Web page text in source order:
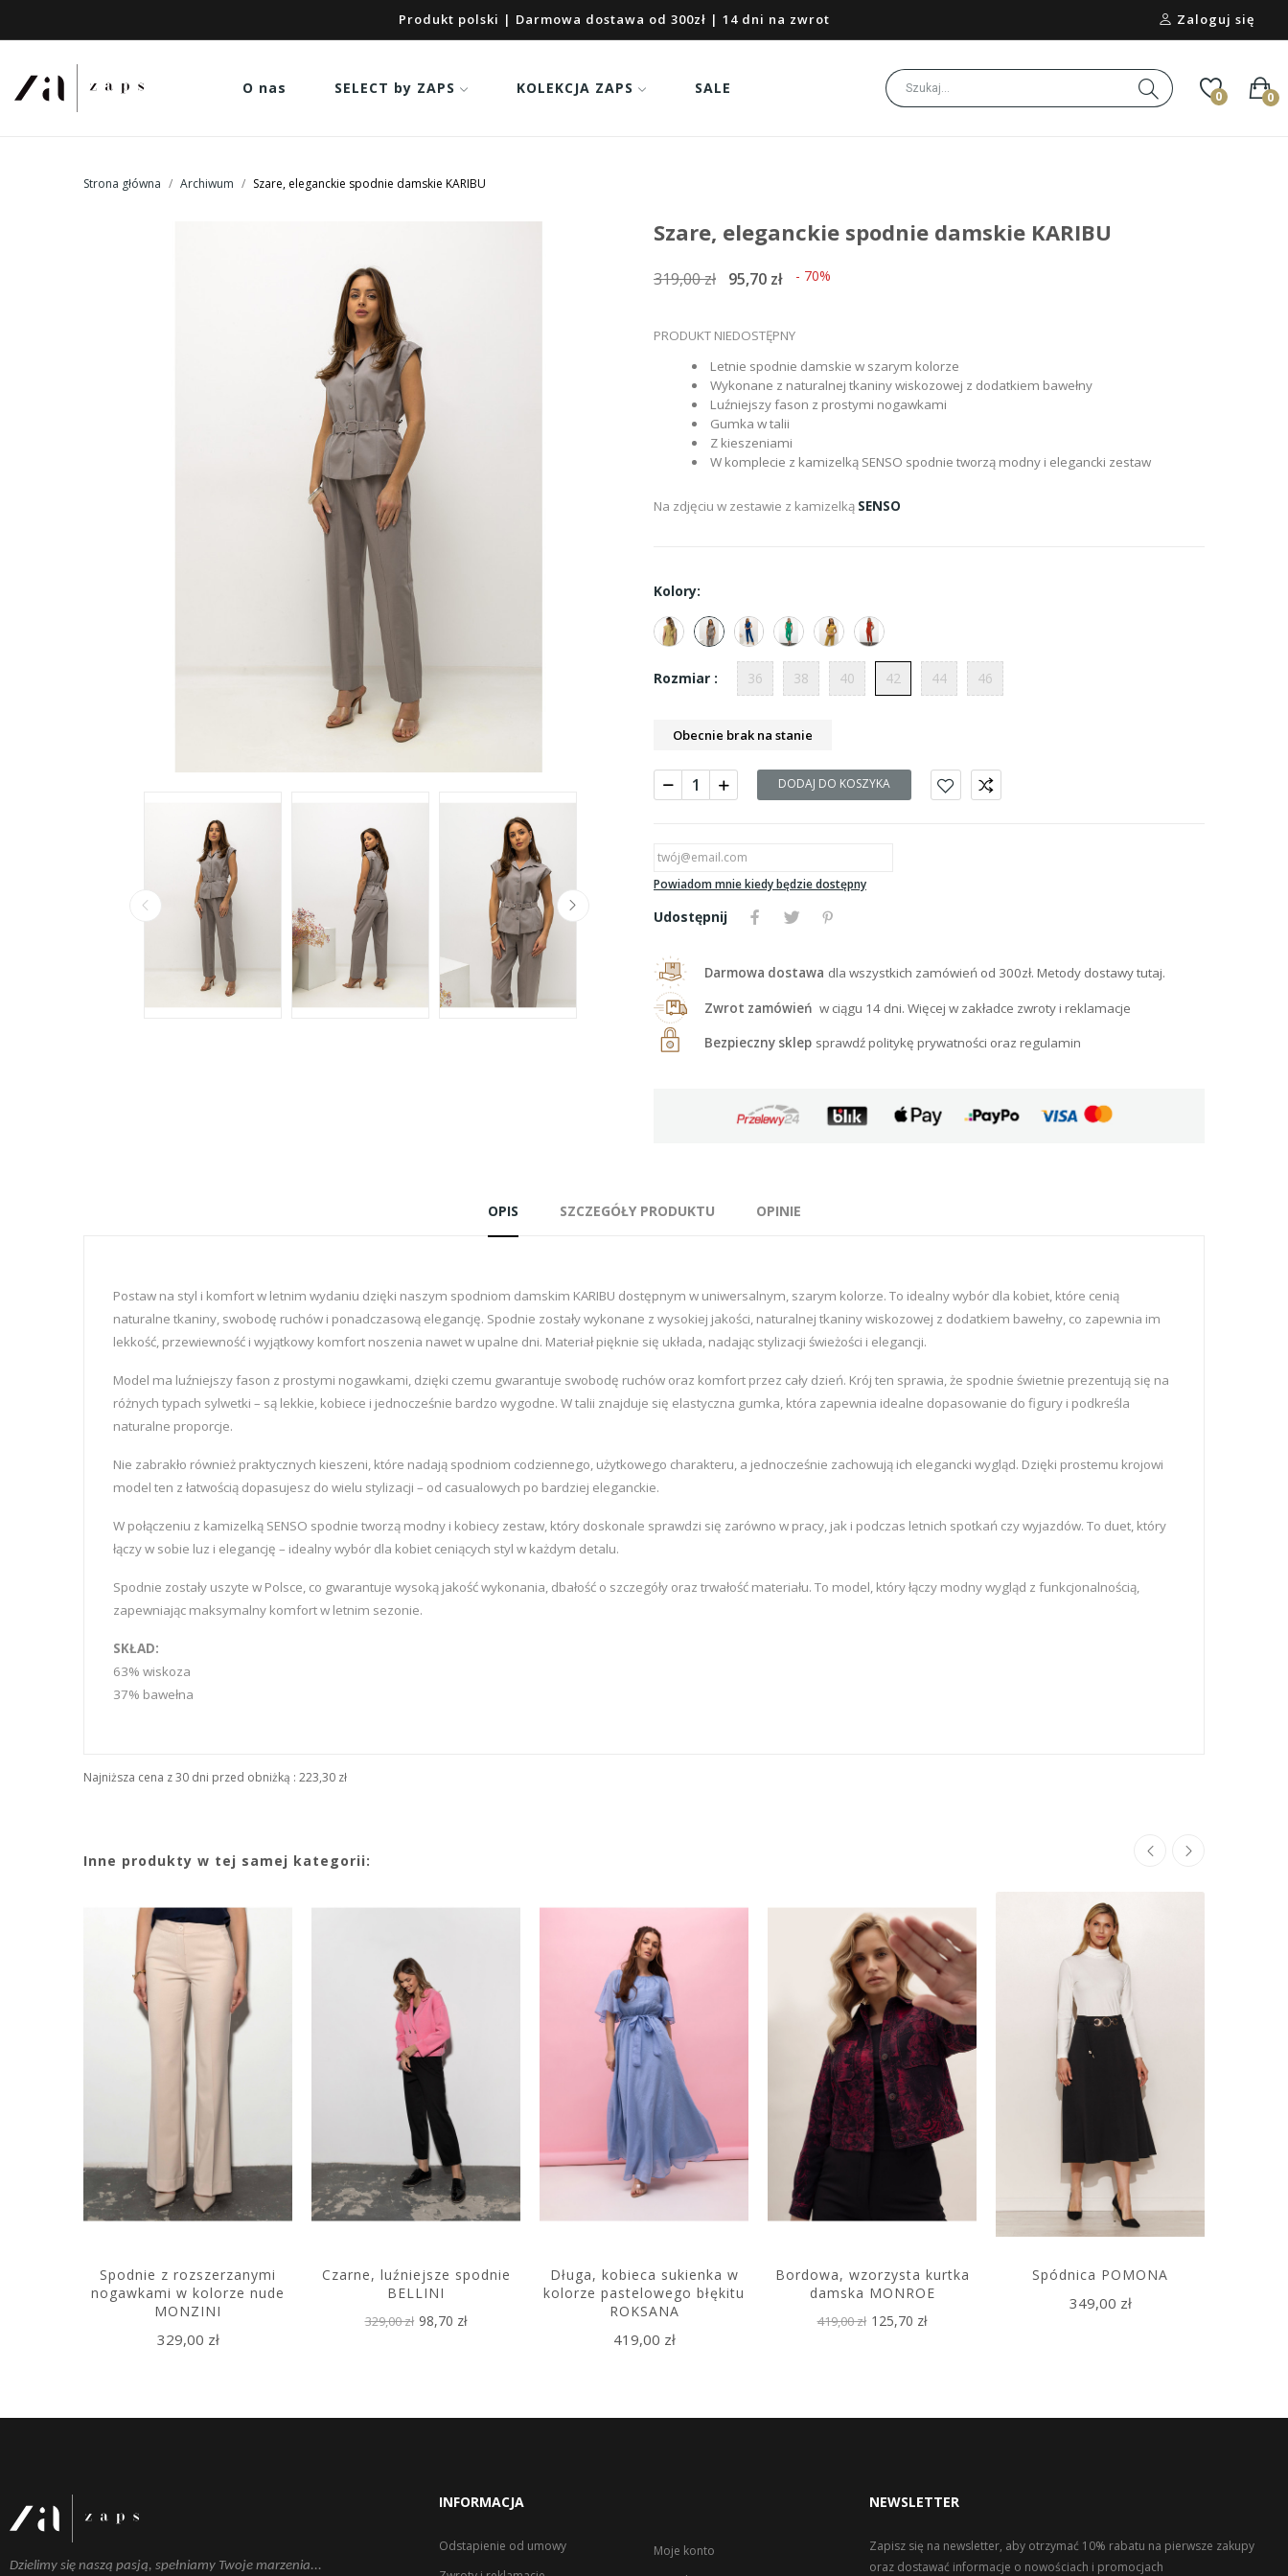
Produkt polski | Darmowa dostawa od 300zł | 14 dni na zwrot Zaloguj się
O nas SELECT by ZAPS KOLEKCJA ZAPS SALE 0 0
Strona główna Archiwum Szare, eleganckie spodnie damskie KARIBU
Szare, eleganckie spodnie damskie KARIBU
319,00 zł 95,70 zł - 70%
PRODUKT NIEDOSTĘPNY
Letnie spodnie damskie w szarym kolorze
Wykonane z naturalnej tkaniny wiskozowej z dodatkiem bawełny
Luźniejszy fason z prostymi nogawkami
Gumka w talii
Z kieszeniami
W komplecie z kamizelką SENSO spodnie tworzą modny i elegancki zestaw
Na zdjęciu w zestawie z kamizelką SENSO
Kolory:
Rozmiar : 36 38 40 42 44 46
Obecnie brak na stanie
DODAJ DO KOSZYKA
Powiadom mnie kiedy będzie dostępny
Udostępnij
Darmowa dostawa dla wszystkich zamówień od 300zł. Metody dostawy tutaj.
Zwrot zamówień w ciągu 14 dni. Więcej w zakładce zwroty i reklamacje
Bezpieczny sklep sprawdź politykę prywatności oraz regulamin
OPIS SZCZEGÓŁY PRODUKTU OPINIE
Postaw na styl i komfort w letnim wydaniu dzięki naszym spodniom damskim KARIBU dostępnym w uniwersalnym, szarym kolorze. To idealny wybór dla kobiet, które cenią
naturalne tkaniny, swobodę ruchów i ponadczasową elegancję. Spodnie zostały wykonane z wysokiej jakości, naturalnej tkaniny wiskozowej z dodatkiem bawełny, co zapewnia im
lekkość, przewiewność i wyjątkowy komfort noszenia nawet w upalne dni. Materiał pięknie się układa, nadając stylizacji świeżości i elegancji.
Model ma luźniejszy fason z prostymi nogawkami, dzięki czemu gwarantuje swobodę ruchów oraz komfort przez cały dzień. Krój ten sprawia, że spodnie świetnie prezentują się na
różnych typach sylwetki – są lekkie, kobiece i jednocześnie bardzo wygodne. W talii znajduje się elastyczna gumka, która zapewnia idealne dopasowanie do figury i podkreśla
naturalne proporcje.
Nie zabrakło również praktycznych kieszeni, które nadają spodniom codziennego, użytkowego charakteru, a jednocześnie zachowują ich elegancki wygląd. Dzięki prostemu krojowi
model ten z łatwością dopasujesz do wielu stylizacji – od casualowych po bardziej eleganckie.
W połączeniu z kamizelką SENSO spodnie tworzą modny i kobiecy zestaw, który doskonale sprawdzi się zarówno w pracy, jak i podczas letnich spotkań czy wyjazdów. To duet, który
łączy w sobie luz i elegancję – idealny wybór dla kobiet ceniących styl w każdym detalu.
Spodnie zostały uszyte w Polsce, co gwarantuje wysoką jakość wykonania, dbałość o szczegóły oraz trwałość materiału. To model, który łączy modny wygląd z funkcjonalnością,
zapewniając maksymalny komfort w letnim sezonie.
SKŁAD:
63% wiskoza
37% bawełna
Najniższa cena z 30 dni przed obniżką : 223,30 zł
Inne produkty w tej samej kategorii:
Spodnie z rozszerzanymi
nogawkami w kolorze nude
MONZINI
329,00 zł
Czarne, luźniejsze spodnie
BELLINI
329,00 zł 98,70 zł
Długa, kobieca sukienka w
kolorze pastelowego błękitu
ROKSANA
419,00 zł
Bordowa, wzorzysta kurtka
damska MONROE
419,00 zł 125,70 zł
Spódnica POMONA
349,00 zł
Dzielimy się naszą pasją, spełniamy Twoje marzenia...
INFORMACJA
Odstapienie od umowy
Moje konto
NEWSLETTER
Zapisz się na newsletter, aby otrzymać 10% rabatu na pierwsze zakupy
oraz dostawać informacje o nowościach i promocjach